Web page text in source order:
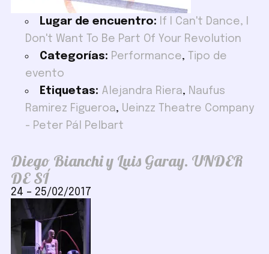
Lugar de encuentro:
If I Can't Dance, I
Don't Want To Be Part Of Your Revolution
Categorías: Performance,
Tipo de
evento
Etiquetas: Alejandra Riera, Naufus
Ramirez Figueroa, Ueinzz Theatre Company
- Peter Pál Pelbart
Diego Bianchi y Luis Garay. UNDER
DE SÍ
24 – 25/02/2017